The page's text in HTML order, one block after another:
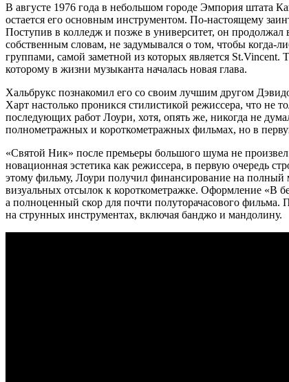
В августе 1976 года в небольшом городе Эмпория штата
остается его основным инструментом. По-настоящему
Поступив в колледж и позже в университет, он
собственным словам, не задумывался о том, чтобы когда-
группами, самой заметной из которых является
которому в жизни музыканта началась новая глава.
Хальбрукс познакомил его со своим лучшим другом
Харт настолько проникся стилистикой режиссера, что не
последующих работ Лоури, хотя, опять же, никогда не
полнометражных и короткометражных фильмах, но в
«Святой Ник» после премьеры большого шума не
новационная эстетика как режиссера, в первую очередь
этому фильму, Лоури получил финансирование на полный
визуальных отсылок к короткометражке. Оформление «В
а полноценный скор для почти полуторачасового фильма.
на струнных инструментах, включая банджо и мандолину.